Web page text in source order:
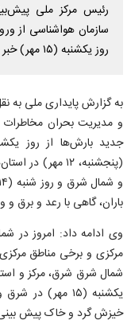
رئیس مرکز ملی
سازمان هواشناسی از
روز یکشنبه (۱۵ مهر) خبر داد.
به گزارش پایداری ملی به
و مدیریت بحران
(پنجشنبه، ۱۲
باران، گاهی با رعد و
وی ادامه داد: امروز در
شمال شرق شرق، مرکز و
یکشنبه (۱۵
خیزش گرد و خاک پیش